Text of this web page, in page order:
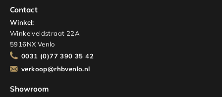
Contact
Winkel:
Winkelveldstraat 22A
5916NX Venlo
0031 (0)77 390 35 42
verkoop@rhbvenlo.nl
Showroom